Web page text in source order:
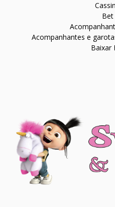
Bet
Acompanhantes e
Baixar